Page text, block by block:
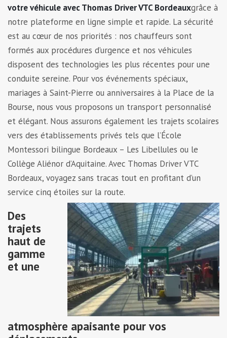
votre véhicule avec Thomas Driver VTC Bordeauxgrâce à
notre plateforme en ligne simple et rapide. La sécurité
est au cœur de nos priorités : nos chauffeurs sont
formés aux procédures d’urgence et nos véhicules
disposent des technologies les plus récentes pour une
conduite sereine. Pour vos événements spéciaux,
mariages à Saint-Pierre ou anniversaires à la Place de la
Bourse, nous vous proposons un transport personnalisé
et élégant. Nous assurons également les trajets scolaires
vers des établissements privés tels que l’École
Montessori bilingue Bordeaux – Les Libellules ou le
Collège Aliénor d’Aquitaine. Avec Thomas Driver VTC
Bordeaux, voyagez sans tracas tout en profitant d’un
service cinq étoiles sur la route.
Des
trajets
haut de
gamme
et une
atmosphère apaisante pour vos